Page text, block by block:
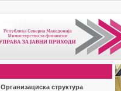
Организациска структура